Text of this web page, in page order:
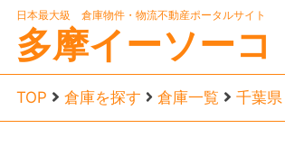
日本最大級 倉庫物件・物流不動産ポータルサイト
多摩イーソーコ
TOP 倉庫を探す 倉庫一覧 千葉県